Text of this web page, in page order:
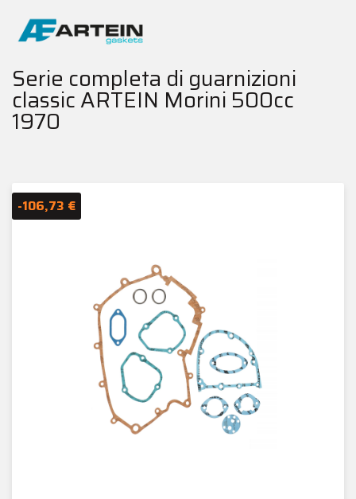
Serie completa di guarnizioni
classic ARTEIN Morini 500cc
1970
-106,73 €